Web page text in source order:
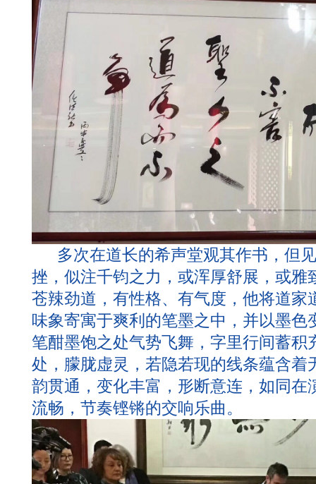
多次在道长的希声堂观其作书，但
挫，似注千钧之力，或浑厚舒展，或雅
苍辣劲道，有性格、有气度，他将道家
味象寄寓于爽利的笔墨之中，并以墨色
笔酣墨饱之处气势飞舞，字里行间蓄积
处，朦胧虚灵，若隐若现的线条蕴含着
韵贯通，变化丰富，形断意连，如同在
流畅，节奏铿锵的交响乐曲。